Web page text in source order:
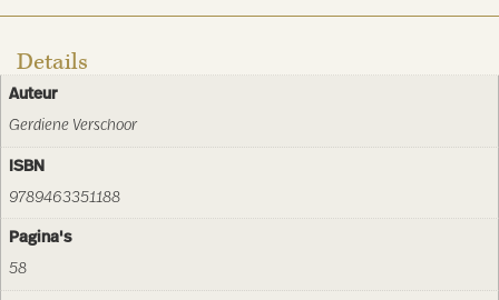
Details
Auteur
Gerdiene Verschoor
ISBN
9789463351188
Pagina's
58